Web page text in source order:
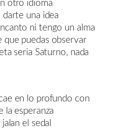
otro idioma
darte una idea
ni tengo un alma
que puedas observar
seria Saturno, nada
en lo profundo con
la esperanza
el sedal